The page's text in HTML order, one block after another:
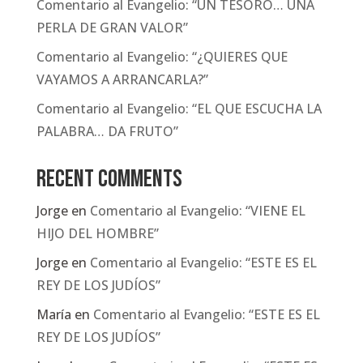
Comentario al Evangelio: “UN TESORO… UNA
PERLA DE GRAN VALOR”
Comentario al Evangelio: “¿QUIERES QUE
VAYAMOS A ARRANCARLA?”
Comentario al Evangelio: “EL QUE ESCUCHA LA
PALABRA… DA FRUTO”
Recent Comments
Jorgeen Comentario al Evangelio: “VIENE EL
HIJO DEL HOMBRE”
Jorgeen Comentario al Evangelio: “ESTE ES EL
REY DE LOS JUDÍOS”
María en Comentario al Evangelio: “ESTE ES EL
REY DE LOS JUDÍOS”